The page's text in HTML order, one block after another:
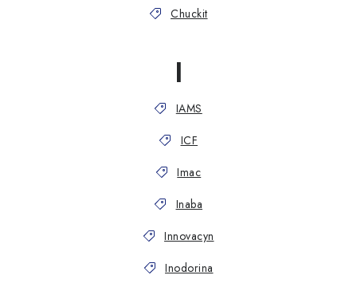
Chuckit
I
IAMS
ICF
Imac
Inaba
Innovacyn
Inodorina